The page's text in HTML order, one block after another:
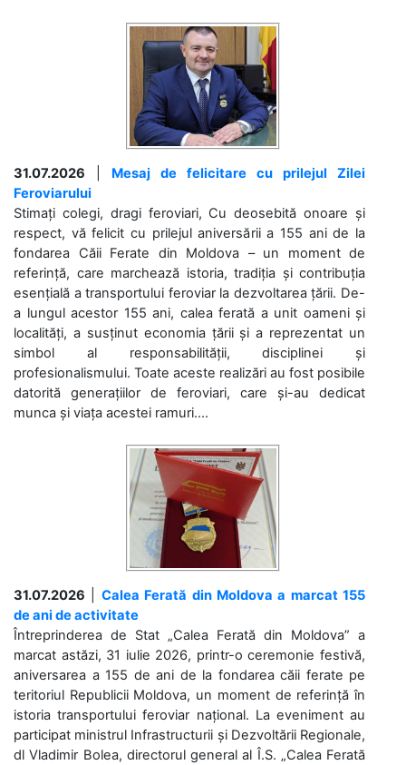
31.07.2026
Mesaj de felicitare cu prilejul Zilei
Feroviarului
Stimați colegi, dragi feroviari, Cu deosebită onoare și
respect, vă felicit cu prilejul aniversării a 155 ani de la
fondarea Căii Ferate din Moldova – un moment de
referință, care marchează istoria, tradiția și contribuția
esențială a transportului feroviar la dezvoltarea țării. De-
a lungul acestor 155 ani, calea ferată a unit oameni și
localități, a susținut economia țării și a reprezentat un
simbol al responsabilității, disciplinei și
profesionalismului. Toate aceste realizări au fost posibile
datorită generațiilor de feroviari, care și-au dedicat
munca și viața acestei ramuri....
31.07.2026
Calea Ferată din Moldova a marcat 155
de ani de activitate
Întreprinderea de Stat „Calea Ferată din Moldova” a
marcat astăzi, 31 iulie 2026, printr-o ceremonie festivă,
aniversarea a 155 de ani de la fondarea căii ferate pe
teritoriul Republicii Moldova, un moment de referință în
istoria transportului feroviar național. La eveniment au
participat ministrul Infrastructurii și Dezvoltării Regionale,
dl Vladimir Bolea, directorul general al Î.S. „Calea Ferată